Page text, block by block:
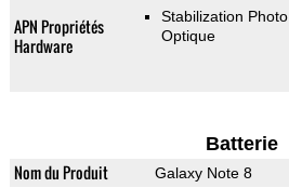
APN Propriétés
Hardware
Stabilization Photo
Optique
Batterie
Nom du Produit Galaxy Note 8